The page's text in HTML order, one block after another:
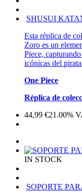
SHUSUI
Esta réplica de
Zoro es un
Piece,
icónicas del
One Piece
Réplica de
44,99 €21.00%
IN STOCK
SOPORTE